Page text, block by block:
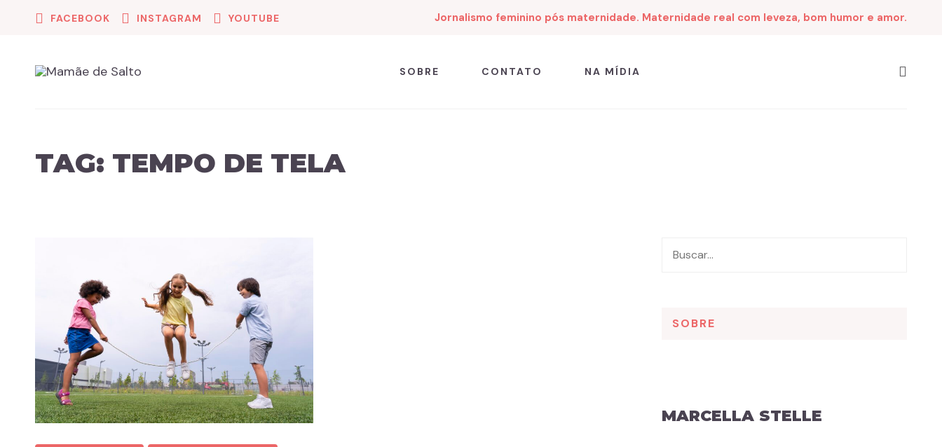
FACEBOOK INSTAGRAM YOUTUBE Jornalismo feminino pós maternidade. Maternidade real com leveza, bom humor e amor.
SOBRE CONTATO NA MÍDIA
TAG: TEMPO DE TELA
SOBRE
MARCELLA STELLE